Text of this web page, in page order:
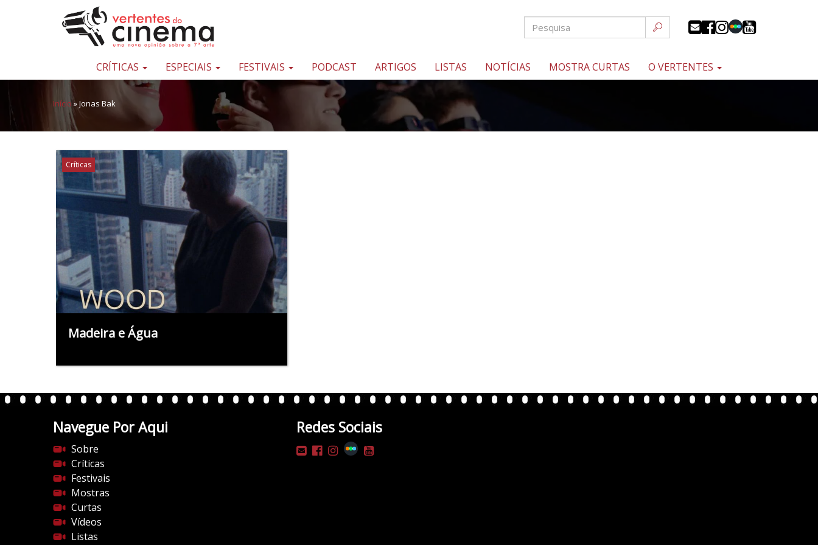
Pular para o conteúdo
Uma
sobre
sétima
arte
CRÍTICAS ESPECIAIS FESTIVAIS PODCAST ARTIGOS LISTAS NOTÍCIAS MOSTRA CURTAS O VERTENTES
Início »Jonas Bak
Críticas
Madeira e Água
Navegue Por Aqui
Sobre
Críticas
Festivais
Mostras
Curtas
Vídeos
Listas
Redes Sociais